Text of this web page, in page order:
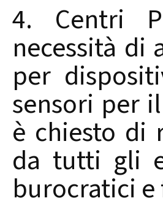
4. Centri
necessità
per
sensori per
è chiesto di
da tutti gli
burocratici e